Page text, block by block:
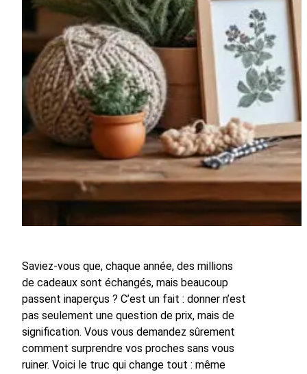
Saviez-vous que, chaque année, des millions
de cadeaux sont échangés, mais beaucoup
passent inaperçus ? C’est un fait : donner n’est
pas seulement une question de prix, mais de
signification. Vous vous demandez sûrement
comment surprendre vos proches sans vous
ruiner. Voici le truc qui change tout : même